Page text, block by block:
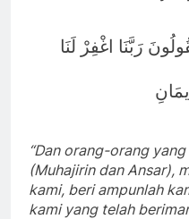
رَبَّنَا اغْفِرْ لَنَا
“Dan orang-orang
(Muhajirin dan Ansar),
kami, beri ampunlah
kami yang telah